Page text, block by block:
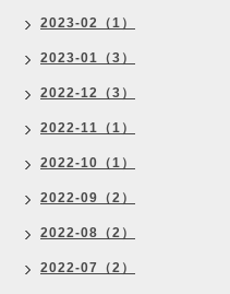
2023-02（1）
2023-01（3）
2022-12（3）
2022-11（1）
2022-10（1）
2022-09（2）
2022-08（2）
2022-07（2）